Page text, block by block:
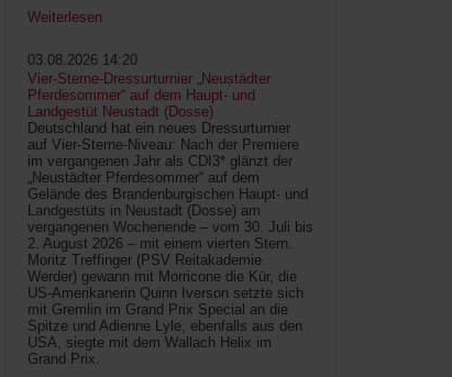
Weiterlesen
03.08.2026 14:20
Vier-Sterne-Dressurturnier „Neustädter
Pferdesommer“ auf dem Haupt- und
Landgestüt Neustadt (Dosse)
Deutschland hat ein neues Dressurturnier
auf Vier-Sterne-Niveau: Nach der Premiere
im vergangenen Jahr als CDI3* glänzt der
„Neustädter Pferdesommer“ auf dem
Gelände des Brandenburgischen Haupt- und
Landgestüts in Neustadt (Dosse) am
vergangenen Wochenende – vom 30. Juli bis
2. August 2026 – mit einem vierten Stern.
Moritz Treffinger (PSV Reitakademie
Werder) gewann mit Morricone die Kür, die
US-Amerikanerin Quinn Iverson setzte sich
mit Gremlin im Grand Prix Special an die
Spitze und Adienne Lyle, ebenfalls aus den
USA, siegte mit dem Wallach Helix im
Grand Prix.